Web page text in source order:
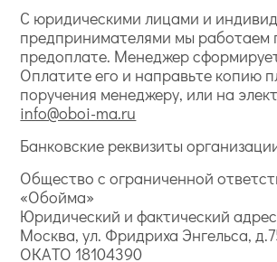
С юридическими лицами и
предпринимателями мы работаем
предоплате. Менеджер
Оплатите его и направьте копию
поручения менеджеру, или на
info@oboi-ma.ru
Банковские реквизиты
Общество с ограниченной
«Обойма»
Юридический и фактический
Москва, ул. Фридриха Энгельса,
ОКАТО 18104390